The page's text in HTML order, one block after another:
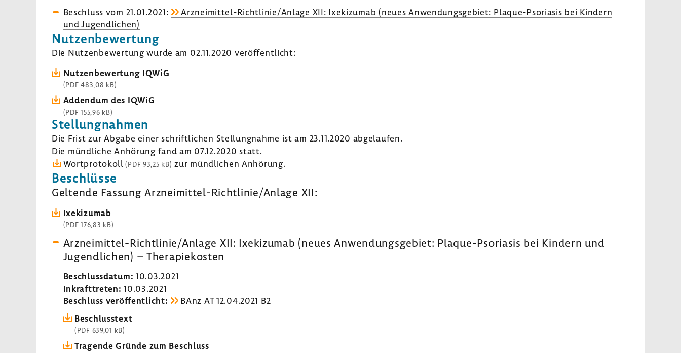
Beschluss vom 21.01.2021:
Arzneimittel-​​​​Richt­linie/Anlage XII: Ixeki­zumab (neues Anwen­dungs­ge­biet: Plaque-​Psoriasis bei Kindern
und Jugend­li­chen)
Nutzen­be­wer­tung
Die Nutzen­be­wer­tung wurde am 02.11.2020 veröf­fent­licht:
Nutzen­be­wer­tung IQWiG
(PDF 483,08 kB)
Addendum des IQWiG
(PDF 155,96 kB)
Stel­lung­nahmen
Die Frist zur Abgabe einer schrift­li­chen Stel­lung­nahme ist am 23.11.2020 abge­laufen.
Die münd­liche Anhö­rung fand am 07.12.2020 statt.
Wort­pro­to­koll (PDF 93,25 kB) zur münd­li­chen Anhö­rung.
Beschlüsse
Geltende Fassung Arzneimittel-​Richtlinie/Anlage XII:
Ixeki­zumab
(PDF 176,83 kB)
Arzneimittel-​Richtlinie/Anlage XII: Ixeki­zumab (neues Anwen­dungs­ge­biet: Plaque-​Psoriasis bei Kindern und
Jugend­li­chen) – Thera­pie­kosten
Beschluss­datum: 10.03.2021
Inkraft­treten: 10.03.2021
Beschluss veröf­fent­licht:
BAnz AT 12.04.2021 B2
Beschluss­text
(PDF 639,01 kB)
Tragende Gründe zum Beschluss